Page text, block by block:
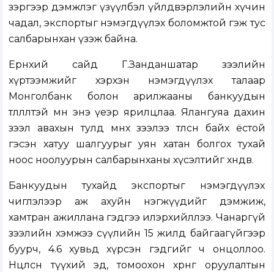
зэргээр дэмжлэг үзүүлбэл үйлдвэрлэлийн хүчин
чадал, экспортыг нэмэгдүүлэх боломжтой гэж тус
салбарынхан үзэж байна.
Ерөнхий сайд Г.Занданшатар зээлийн
хүртээмжийг хэрхэн нэмэгдүүлэх талаар
Монголбанк болон арилжааны банкуудын
төлөөлөлтэй мөн энэ үеэр ярилцлаа. Ялангуяа дахин
зээл авахын тулд өмнөх зээлээ төлсөн байх ёстой
гэсэн хатуу шалгуурыг уян хатан болгох тухай
ноос ноолуурын салбарынханы хүсэлтийг хөндөв.
Банкуудын тухайд экспортыг нэмэгдүүлэх
чиглэлээр аж ахуйн нэгжүүдийг дэмжиж,
хамтран ажиллана гэдгээ илэрхийллээ. Чанаргүй
зээлийн хэмжээ сүүлийн 15 жилд байгаагүйгээр
буурч, 4.6 хувьд хүрсэн гэдгийг ч онцоллоо.
Нөөцөлсөн түүхий эд, томоохон хөрөнгө оруулалтын